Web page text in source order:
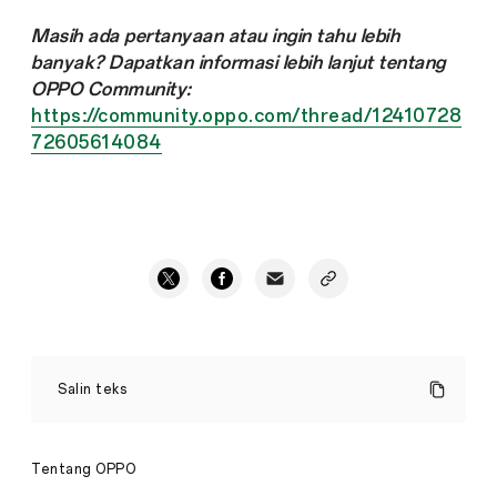
Masih ada pertanyaan atau ingin tahu lebih
banyak? Dapatkan informasi lebih lanjut tentang
OPPO Community:
https://community.oppo.com/thread/12410728
72605614084
Salin teks
Tentang OPPO